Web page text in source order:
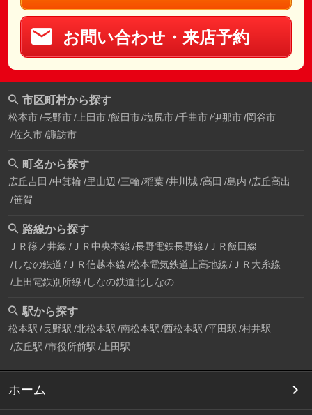
お問い合わせ・来店予約
市区町村から探す
松本市 長野市 上田市 飯田市 塩尻市 千曲市 伊那市 岡谷市
佐久市 諏訪市
町名から探す
広丘吉田 中箕輪 里山辺 三輪 稲葉 井川城 高田 島内 広丘高出
笹賀
路線から探す
ＪＲ篠ノ井線 ＪＲ中央本線 長野電鉄長野線 ＪＲ飯田線
しなの鉄道 ＪＲ信越本線 松本電気鉄道上高地線
ＪＲ大糸線
上田電鉄別所線 しなの鉄道北しなの
駅から探す
松本駅 長野駅 北松本駅 南松本駅 西松本駅 平田駅 村井駅
広丘駅 市役所前駅 上田駅
ホーム